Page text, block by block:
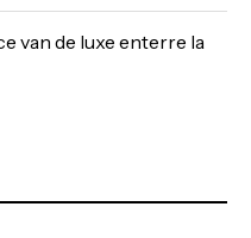
van de luxe enterre la